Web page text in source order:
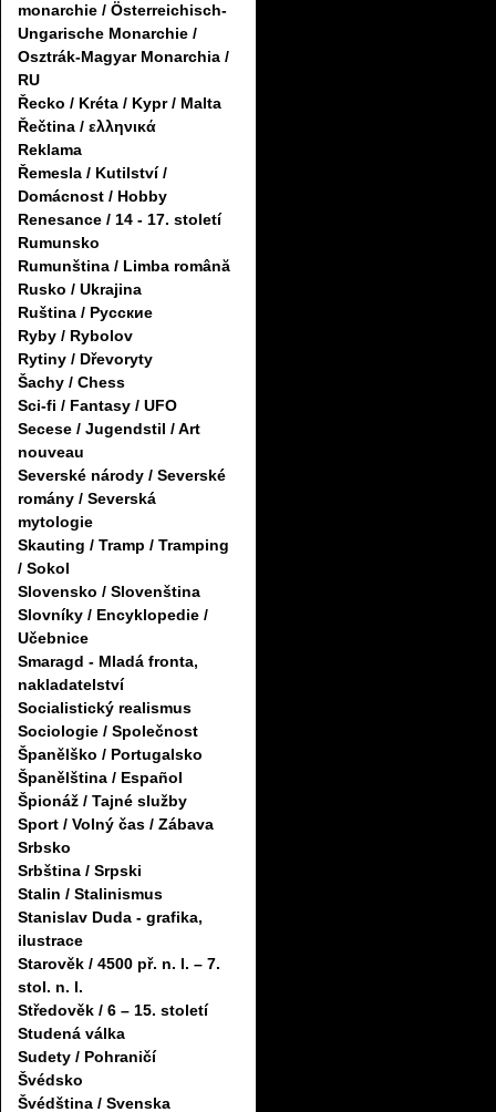
monarchie / Österreichisch-
Ungarische Monarchie /
Osztrák-Magyar Monarchia /
RU
Řecko / Kréta / Kypr / Malta
Řečtina / ελληνικά
Reklama
Řemesla / Kutilství /
Domácnost / Hobby
Renesance / 14 - 17. století
Rumunsko
Rumunština / Limba română
Rusko / Ukrajina
Ruština / Русские
Ryby / Rybolov
Rytiny / Dřevoryty
Šachy / Chess
Sci-fi / Fantasy / UFO
Secese / Jugendstil / Art
nouveau
Severské národy / Severské
romány / Severská
mytologie
Skauting / Tramp / Tramping
/ Sokol
Slovensko / Slovenština
Slovníky / Encyklopedie /
Učebnice
Smaragd - Mladá fronta,
nakladatelství
Socialistický realismus
Sociologie / Společnost
Španělško / Portugalsko
Španělština / Español
Špionáž / Tajné služby
Sport / Volný čas / Zábava
Srbsko
Srbština / Srpski
Stalin / Stalinismus
Stanislav Duda - grafika,
ilustrace
Starověk / 4500 př. n. l. – 7.
stol. n. l.
Středověk / 6 – 15. století
Studená válka
Sudety / Pohraničí
Švédsko
Švédština / Svenska